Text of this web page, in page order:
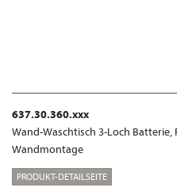
637.30.360.xxx
Wand-Waschtisch 3-Loch
Wandmontage
PRODUKT-DETAILSEITE